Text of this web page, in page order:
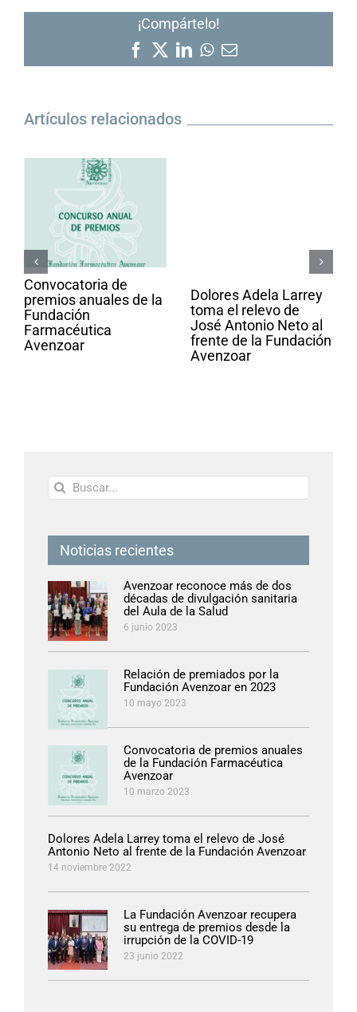
¡Compártelo!
Facebook
X LinkedIn
WhatsApp
Correo
electrónico
Artículos relacionados
Convocatoria de
premios anuales de la
Fundación
Farmacéutica
Avenzoar
Dolores Adela Larrey
toma el relevo de
José Antonio Neto al
frente de la Fundación
Avenzoar
Buscar:
Noticias recientes
Avenzoar reconoce más de dos
décadas de divulgación sanitaria
del Aula de la Salud
6 junio 2023
Relación de premiados por la
Fundación Avenzoar en 2023
10 mayo 2023
Convocatoria de premios anuales
de la Fundación Farmacéutica
Avenzoar
10 marzo 2023
Dolores Adela Larrey toma el relevo de José
Antonio Neto al frente de la Fundación Avenzoar
14 noviembre 2022
La Fundación Avenzoar recupera
su entrega de premios desde la
irrupción de la COVID-19
23 junio 2022